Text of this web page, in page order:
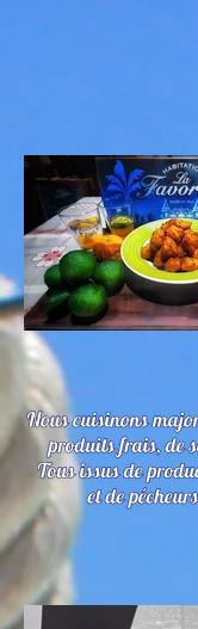
voir le carnet